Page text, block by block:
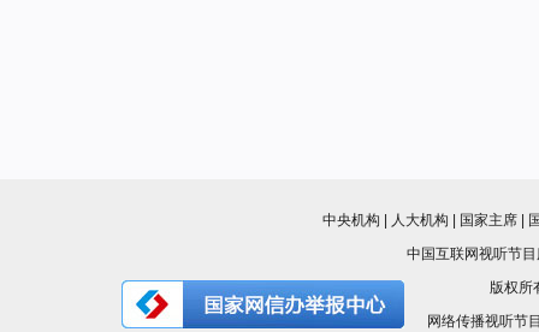
中央机构 | 人大机构 | 国家主席 |
中国互联网视听节
版权所
网络传播视听节